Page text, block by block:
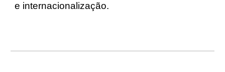
e internacionalização.